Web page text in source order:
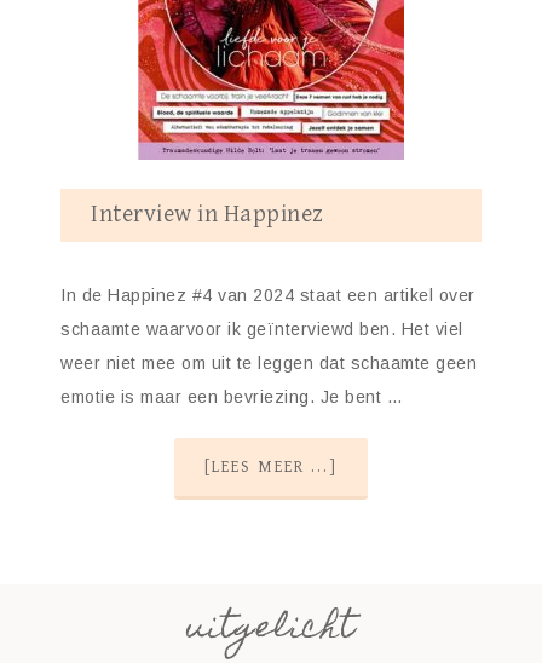
Interview in Happinez
In de Happinez #4 van 2024 staat een artikel over
schaamte waarvoor ik geïnterviewd ben. Het viel
weer niet mee om uit te leggen dat schaamte geen
emotie is maar een bevriezing. Je bent …
[LEES MEER ...]
uitgelicht